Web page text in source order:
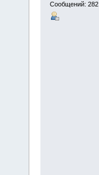
Сообщений: 282